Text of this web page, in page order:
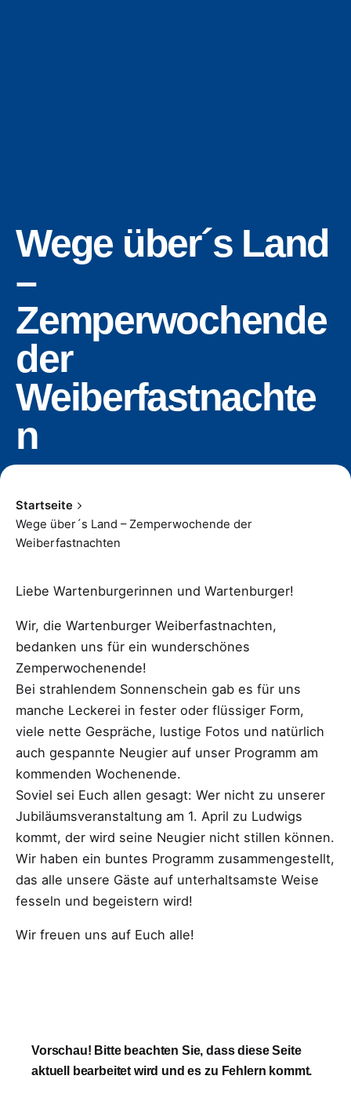
Wege über´s Land
–
Zemperwochende
der
Weiberfastnachte
n
Startseite
Wege über´s Land – Zemperwochende der
Weiberfastnachten
Liebe Wartenburgerinnen und Wartenburger!
Wir, die Wartenburger Weiberfastnachten,
bedanken uns für ein wunderschönes
Zemperwochenende!
Bei strahlendem Sonnenschein gab es für uns
manche Leckerei in fester oder flüssiger Form,
viele nette Gespräche, lustige Fotos und natürlich
auch gespannte Neugier auf unser Programm am
kommenden Wochenende.
Soviel sei Euch allen gesagt: Wer nicht zu unserer
Jubiläumsveranstaltung am 1. April zu Ludwigs
kommt, der wird seine Neugier nicht stillen können.
Wir haben ein buntes Programm zusammengestellt,
das alle unsere Gäste auf unterhaltsamste Weise
fesseln und begeistern wird!
Wir freuen uns auf Euch alle!
Vorschau! Bitte beachten Sie, dass diese Seite
aktuell bearbeitet wird und es zu Fehlern kommt.